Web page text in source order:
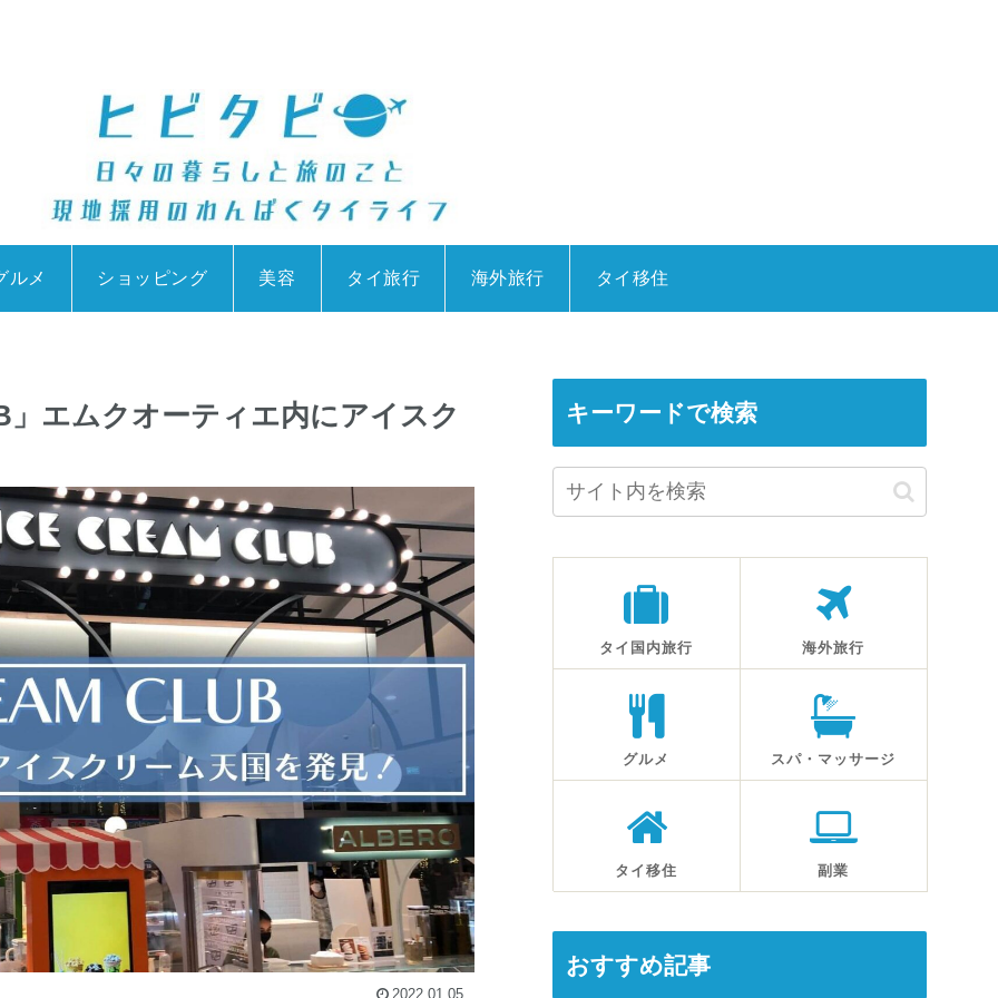
ルメ ショッピング 美容 タイ旅行 海外旅行 タイ移住
エムクオーティエ内にアイスク キーワードで検索
タイ国内旅行 海外旅行
グルメ スパ・マッサージ
タイ移住 副業
おすすめ記事